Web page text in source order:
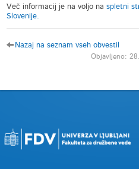
Več informacij je na voljo naspletni
Slovenije.
Nazaj na seznam vseh obvestil
Objavljeno: